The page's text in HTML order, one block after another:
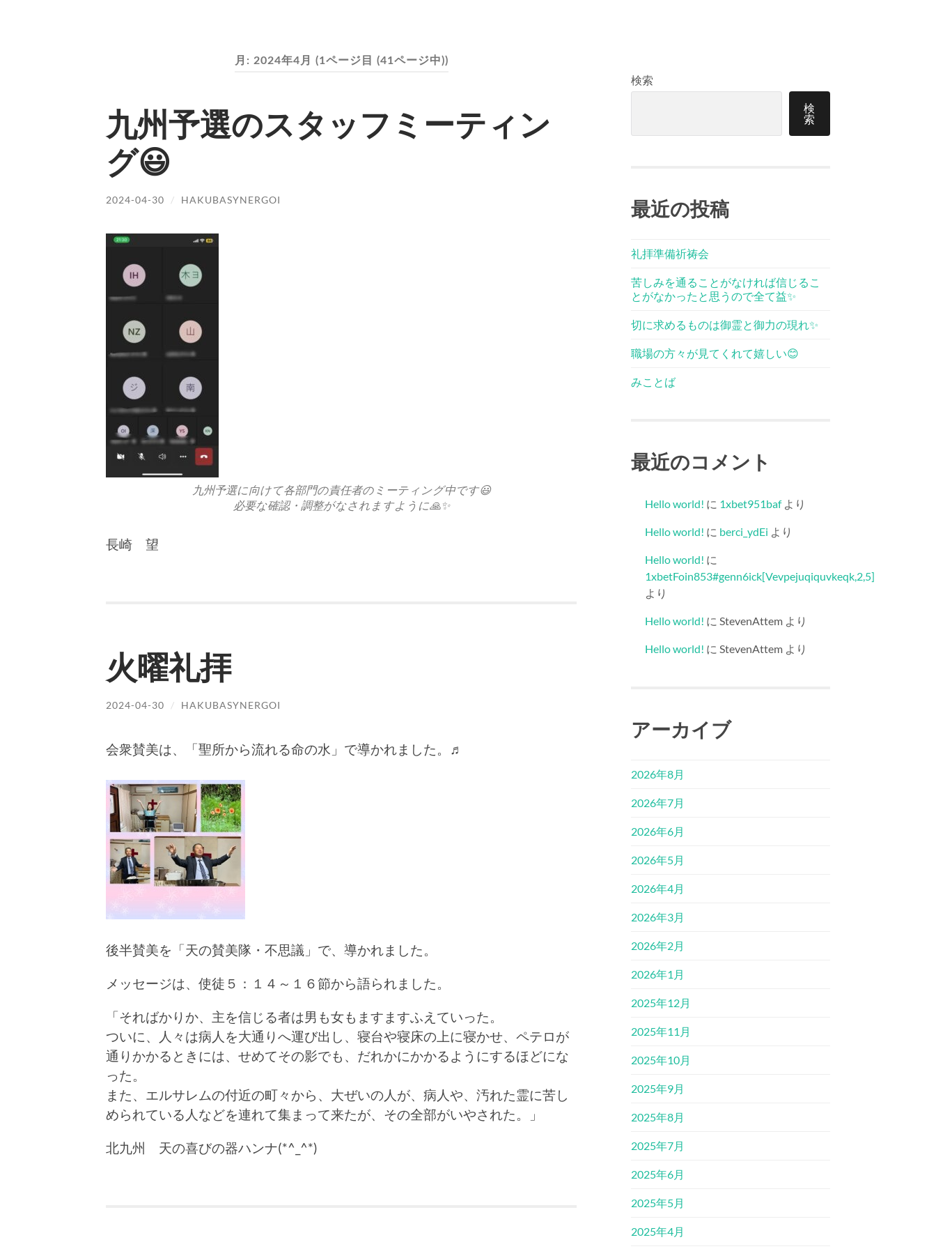
月: 2024年4月 (1ページ目 (41ページ中))
九州予選のスタッフミーティン
グ😃
2024-04-30 / HAKUBASYNERGOI
九州予選に向けて各部門の責任者のミーティング中です😃
必要な確認・調整がなされますように🙏✨
長崎 望
火曜礼拝
2024-04-30 / HAKUBASYNERGOI
会衆賛美は、「聖所から流れる命の水」で導かれました。♬
後半賛美を「天の賛美隊・不思議」で、導かれました。
メッセージは、使徒５：１４～１６節から語られました。
「そればかりか、主を信じる者は男も女もますますふえていった。
ついに、人々は病人を大通りへ運び出し、寝台や寝床の上に寝かせ、ペテロが
通りかかるときには、せめてその影でも、だれかにかかるようにするほどにな
った。
また、エルサレムの付近の町々から、大ぜいの人が、病人や、汚れた霊に苦し
められている人などを連れて集まって来たが、その全部がいやされた。」
北九州 天の喜びの器ハンナ(*^_^*)
検索
検
索
最近の投稿
礼拝準備祈祷会
苦しみを通ることがなければ信じるこ
とがなかったと思うので全て益✨
切に求めるものは御霊と御力の現れ✨
職場の方々が見てくれて嬉しい😊
みことば
最近のコメント
Hello world! に 1xbet951bafより
Hello world! に berci_ydEi より
Hello world! に
1xbetFoin853#genn6ick[Vevpejuqiquvkeqk,2,5]
より
Hello world! に StevenAttem より
Hello world! に StevenAttem より
アーカイブ
2026年8月
2026年7月
2026年6月
2026年5月
2026年4月
2026年3月
2026年2月
2026年1月
2025年12月
2025年11月
2025年10月
2025年9月
2025年8月
2025年7月
2025年6月
2025年5月
2025年4月